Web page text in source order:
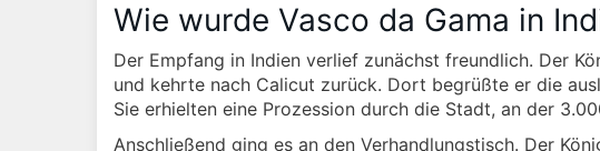
Wie wurde Vasco da Gama in
Der Empfang in Indien verlief zunächst freundlich. Der
und kehrte nach Calicut zurück. Dort begrüßte er die
Sie erhielten eine Prozession durch die Stadt, an der
Anschließend ging es an den Verhandlungstisch. Der